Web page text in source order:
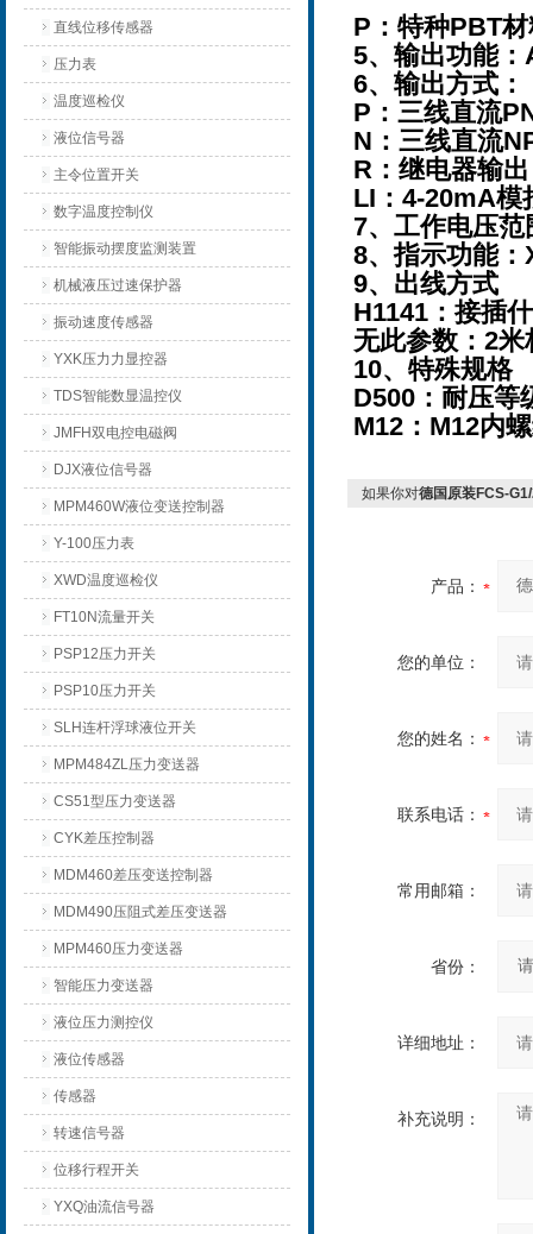
直线位移传感器
压力表
温度巡检仪
液位信号器
主令位置开关
数字温度控制仪
智能振动摆度监测装置
机械液压过速保护器
振动速度传感器
YXK压力力显控器
TDS智能数显温控仪
JMFH双电控电磁阀
DJX液位信号器
MPM460W液位变送控制器
Y-100压力表
XWD温度巡检仪
FT10N流量开关
PSP12压力开关
PSP10压力开关
SLH连杆浮球液位开关
MPM484ZL压力变送器
CS51型压力变送器
CYK差压控制器
MDM460差压变送控制器
MDM490压阻式差压变送器
MPM460压力变送器
智能压力变送器
液位压力测控仪
液位传感器
传感器
转速信号器
位移行程开关
YXQ油流信号器
P：特种PBT
5、输出功能
6、输出方式：
P：三线直流
N：三线直流
R：继电器输出
LI：4-20mA模
7、工作电压
8、指示功能
9、出线方式
H1141：接插
无此参数：2米
10、特殊规格
D500：耐压等
M12：M12内
如果你对德国原装FCS-
产品：
您的单位：
您的姓名：
联系电话：
常用邮箱：
省份：
详细地址：
补充说明：